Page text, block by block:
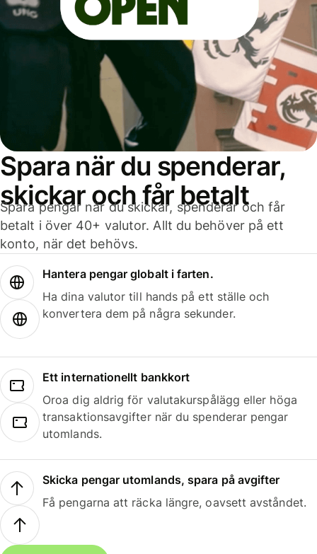
Spara när du spenderar,
skickar och får betalt
Spara pengar när du skickar, spenderar och får
betalt i över 40+ valutor. Allt du behöver på ett
konto, när det behövs.
Hantera pengar globalt i farten.
Ha dina valutor till hands på ett ställe och
konvertera dem på några sekunder.
Ett internationellt bankkort
Oroa dig aldrig för valutakurspålägg eller höga
transaktionsavgifter när du spenderar pengar
utomlands.
Skicka pengar utomlands, spara på avgifter
Få pengarna att räcka längre, oavsett avståndet.